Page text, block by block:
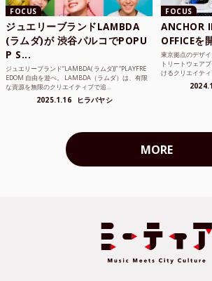
FOCUS
ジュエリーブランドLAMBDA
(ラムダ)が 渋谷パルコでPOPU
P S...
ジュエリーブランド“LAMBDA( ラムダ))” “PLAYFRE
EDOM 自由を遊べ。 LAMBDA（ラムダ）は、有限
な資源を無限のクリエイティブで追...
2025.1.16 ヒラバヤシ
FOCUS
ANCHOR
OFFICEを
東京拠点のデザ
トリートウェア
けるクリエイテ
MORE